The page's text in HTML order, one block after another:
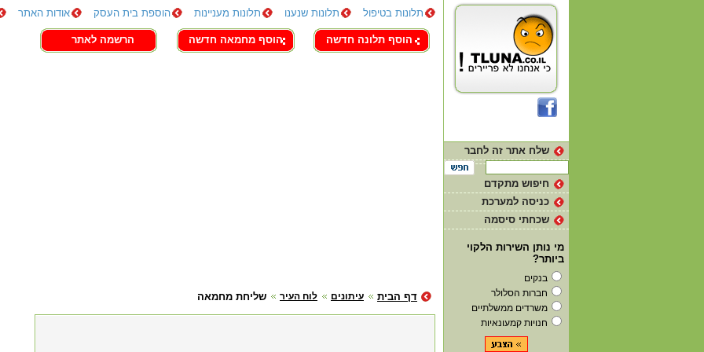
תלונות בטיפול תלונות שנענו תלונות מעניינות הוספת בית העסק אודות האתר
צור קשר
הוסף תלונה חדשה הוסף מחמאה חדשה הרשמה לאתר
שליחת מחמאה לוח העיר עיתונים דף הבית
שלח אתר זה לחבר
חיפוש מתקדם
כניסה למערכת
שכחתי סיסמה
מי נותן השירות הלקוי
ביותר?
בנקים
חברות הסלולר
משרדים ממשלתיים
חנויות קמעונאיות